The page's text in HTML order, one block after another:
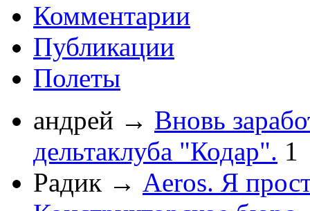
Комментарии
Публикации
Полеты
андрей → Вновь
дельтаклуба "Кодар". 1
Радик → Aeros. Я